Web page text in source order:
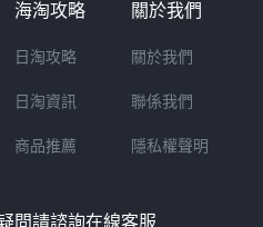
海淘攻略
日淘攻略
日淘資訊
商品推薦
關於我們
關於我們
聯係我們
隱私權聲明
問請諮詢在線客服